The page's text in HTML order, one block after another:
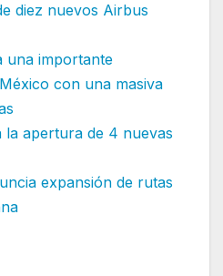
diez nuevos Airbus
una importante
con una masiva
la apertura de 4 nuevas
expansión de rutas